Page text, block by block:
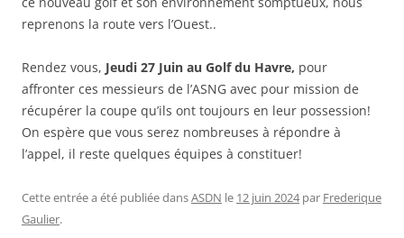
reprenons la route vers l’Ouest..
Rendez vous, Jeudi 27 Juin au Golf du Havre, pour
affronter ces messieurs de l’ASNG avec pour mission de
récupérer la coupe qu’ils ont toujours en leur possession!
On espère que vous serez nombreuses à répondre à
l’appel, il reste quelques équipes à constituer!
Cette entrée a été publiée dansASDN le 12 juin 2024 par Frederique
Gaulier.